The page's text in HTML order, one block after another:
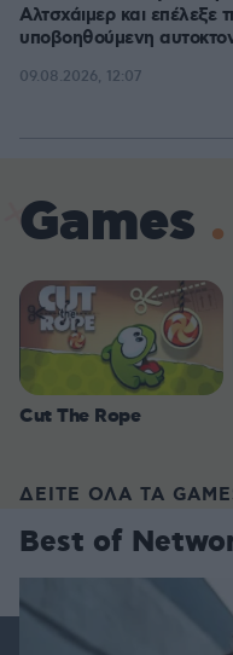
Αλτσχάιμερ και επέλεξε
υποβοηθούμενη
09.08.2026, 12:07
Games
Cut The Rope
ΔΕΙΤΕ ΟΛΑ ΤΑ
Best of